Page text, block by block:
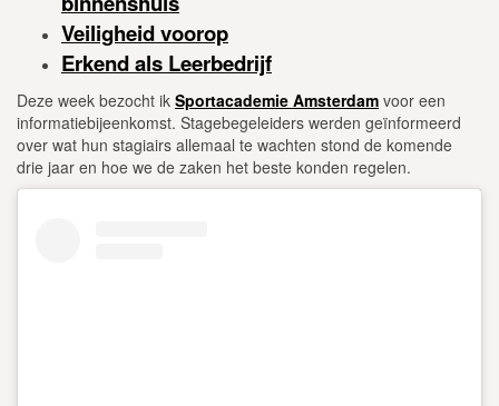
Veiligheid voorop
Erkend als Leerbedrijf
Deze week bezocht ik Sportacademie Amsterdam voor een
informatiebijeenkomst. Stagebegeleiders werden geïnformeerd
over wat hun stagiairs allemaal te wachten stond de komende
drie jaar en hoe we de zaken het beste konden regelen.